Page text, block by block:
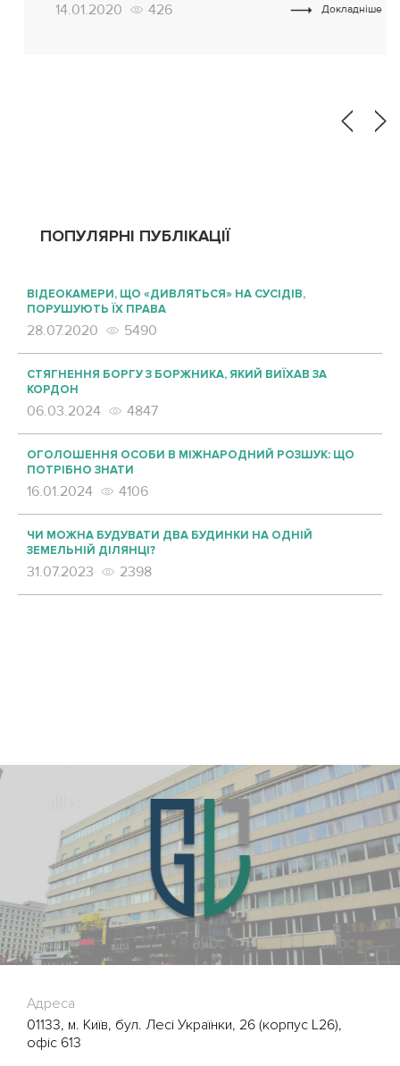
сторінках сайту ПриватБанку: Не вважаються
14.01.2020 426 Докладніше
ПОПУЛЯРНІ ПУБЛІКАЦІЇ
ВІДЕОКАМЕРИ, ЩО «ДИВЛЯТЬСЯ» НА СУСІДІВ,
ПОРУШУЮТЬ ЇХ ПРАВА
28.07.2020 5490
СТЯГНЕННЯ БОРГУ З БОРЖНИКА, ЯКИЙ ВИЇХАВ ЗА
КОРДОН
06.03.2024 4847
ОГОЛОШЕННЯ ОСОБИ В МІЖНАРОДНИЙ РОЗШУК: ЩО
ПОТРІБНО ЗНАТИ
16.01.2024 4106
ЧИ МОЖНА БУДУВАТИ ДВА БУДИНКИ НА ОДНІЙ
ЗЕМЕЛЬНІЙ ДІЛЯНЦІ?
31.07.2023 2398
Адреса
01133, м. Київ, бул. Лесі Українки, 26 (корпус L26),
офіс 613